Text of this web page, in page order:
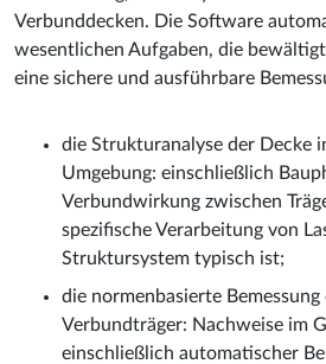
Verbunddecken. Die Software
wesentlichen Aufgaben, die
eine sichere und ausführbare
die Strukturanalyse der Decke
Umgebung: einschließlich
Verbundwirkung zwischen
spezifische Verarbeitung von
Struktursystem typisch ist;
die normenbasierte Bemessung
Verbundträger: Nachweise im
einschließlich automatischer